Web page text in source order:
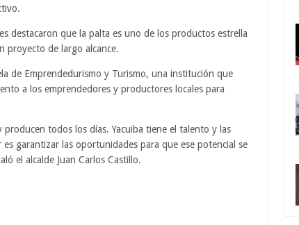
destacaron que la palta es uno de los productos estrella
proyecto de largo alcance.
de Emprendedurismo y Turismo, una institución que
a los emprendedores y productores locales para
todos los días. Yacuiba tiene el talento y las
garantizar las oportunidades para que ese potencial se
el alcalde Juan Carlos Castillo.